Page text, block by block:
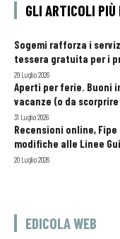
GLI ARTICOLI
Sogemi rafforza i
tessera gratuita per i
29 Luglio 2026
Aperti per ferie. Buoni
vacanze (o da
31 Luglio 2026
Recensioni online,
modifiche alle Linee
20 Luglio 2026
EDICOLA WEB